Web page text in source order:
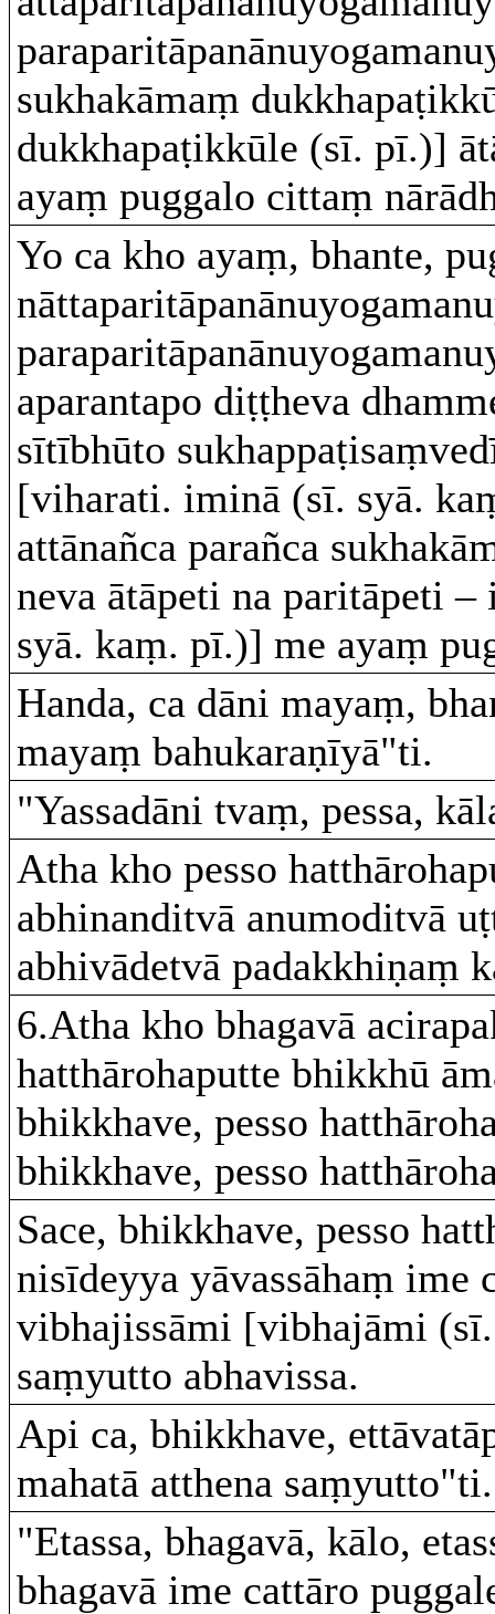
sukhakāmaṃ
dukkhapaṭikkūle (sī. pī.)]
ayaṃ puggalo cittaṃ
Yo ca kho ayaṃ, bhante,
aparantapo diṭṭheva
sītībhūto
[viharati. iminā (sī. syā.
attānañca parañca
neva ātāpeti na paritāpeti
syā. kaṃ. pī.)] me ayaṃ
Handa, ca dāni mayaṃ,
mayaṃ bahukaraṇīyā"ti.
"Yassadāni tvaṃ, pessa,
Atha kho pesso
abhinanditvā anumoditvā
abhivādetvā padakkhiṇaṃ
6.Atha kho bhagavā
hatthārohaputte bhikkhū
bhikkhave, pesso
bhikkhave, pesso
Sace, bhikkhave, pesso
nisīdeyya yāvassāhaṃ ime
vibhajissāmi [vibhajāmi
saṃyutto abhavissa.
Api ca, bhikkhave,
mahatā atthena saṃyutto"ti.
"Etassa, bhagavā, kālo,
bhagavā ime cattāro